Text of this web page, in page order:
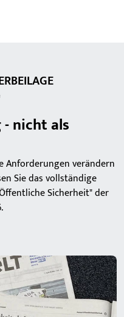
nicht als
Anforderungen verändern
Sie das vollständige
Sicherheit" der